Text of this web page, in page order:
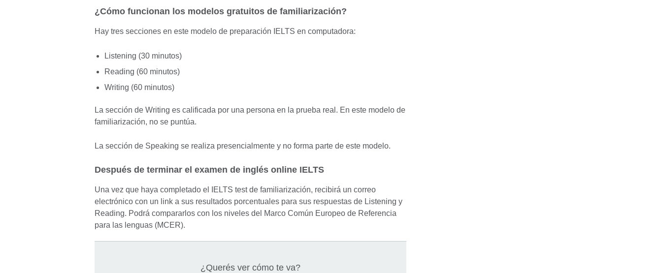
¿Cómo funcionan los modelos gratuitos de familiarización?
Hay tres secciones en este modelo de preparación IELTS en computadora:
Listening (30 minutos)
Reading (60 minutos)
Writing (60 minutos)
La sección de Writing es calificada por una persona en la prueba real. En este modelo de
familiarización, no se puntúa.
La sección de Speaking se realiza presencialmente y no forma parte de este modelo.
Después de terminar el examen de inglés online IELTS
Una vez que haya completado el IELTS test de familiarización, recibirá un correo
electrónico con un link a sus resultados porcentuales para sus respuestas de Listening y
Reading. Podrá compararlos con los niveles del Marco Común Europeo de Referencia
para las lenguas (MCER).
¿Querés ver cómo te va?